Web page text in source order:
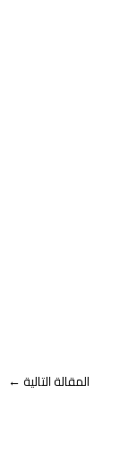
المقالة التالية←